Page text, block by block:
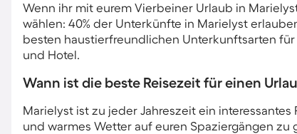
Wenn ihr mit eurem Vierbeiner Urlaub in
wählen: 40% der Unterkünfte in Marielyst
besten haustierfreundlichen Unterkunftsarten
und Hotel.
Wann ist die beste Reisezeit für einen
Marielyst ist zu jeder Jahreszeit ein
und warmes Wetter auf euren Spaziergängen